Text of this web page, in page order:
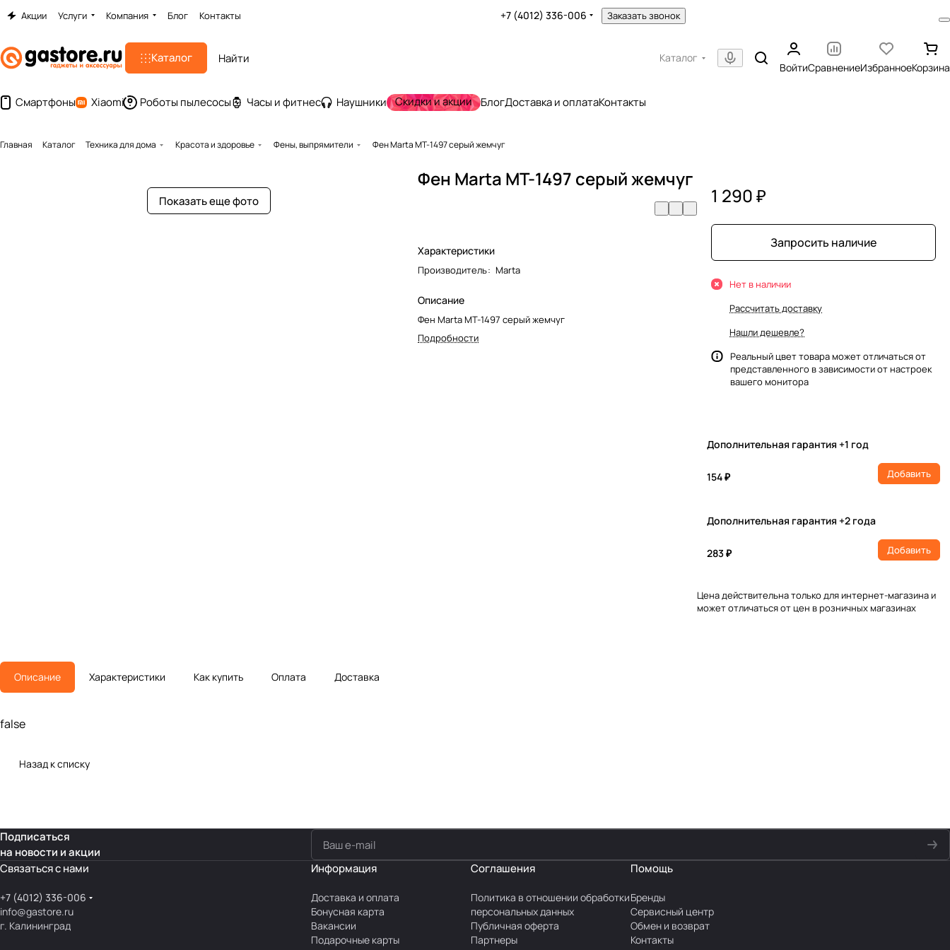
Акции Услуги Компания Блог Контакты +7 (4012) 336-006 Заказать звонок
Каталог Каталог
ВойтиСравнениеИзбранноеКорзина
Смартфоны Xiaomi Роботы пылесосы Часы и фитнес Наушники Скидки и акции БлогДоставка и оплатаКонтакты
Главная Каталог Техника для дома Красота и здоровье Фены, выпрямители Фен Marta MT-1497 серый жемчуг
Показать еще фото
Фен Marta MT-1497 серый жемчуг
Характеристики
Производитель: Marta
Описание
Фен Marta MT-1497 серый жемчуг
Подробности
1 290 ₽
Запросить наличие
Нет в наличии
Рассчитать доставку
Нашли дешевле?
Реальный цвет товара может отличаться от
представленного в зависимости от настроек
вашего монитора
Дополнительная гарантия +1 год
154 ₽ Добавить
Дополнительная гарантия +2 года
283 ₽ Добавить
Цена действительна только для интернет-магазина и
может отличаться от цен в розничных магазинах
Описание Характеристики Как купить Оплата Доставка
false
Назад к списку
Подписаться
на новости и акции
Связаться с нами
+7 (4012) 336-006
info@gastore.ru
г. Калининград
Информация
Доставка и оплата
Бонусная карта
Вакансии
Подарочные карты
Соглашения
Политика в отношении обработки
персональных данных
Публичная оферта
Партнеры
Помощь
Бренды
Сервисный центр
Обмен и возврат
Контакты